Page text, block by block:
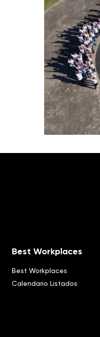
Best Workplaces
Best Workplaces
Calendario Listados